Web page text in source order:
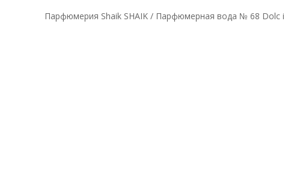
Парфюмерия Shaik SHAIK / Парфюмерная вода № 68 Dolc i